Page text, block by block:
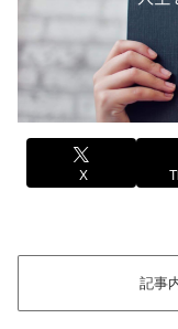
X
記事